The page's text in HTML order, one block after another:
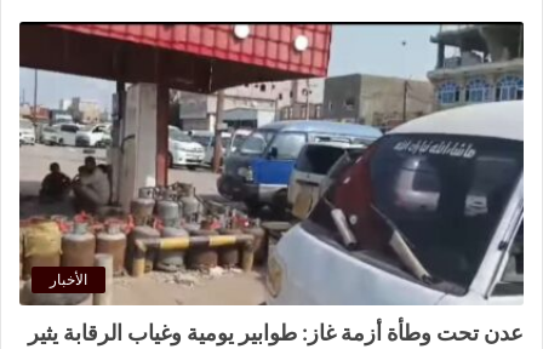
الأخبار
عدن تحت وطأة أزمة غاز: طوابير يومية وغياب الرقابة يثير